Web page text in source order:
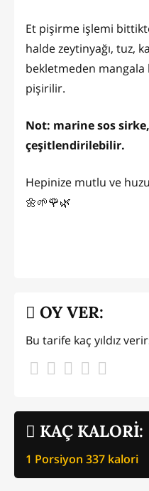
Et pişirme işlemi
halde zeytinyağı, tuz,
bekletmeden mangala
pişirilir.
Not: marine sos
çeşitlendirilebilir.
Hepinize mutlu ve
🌼🌱🌹🌿
KAÇ KALORİ:
1 Porsiyon 337 kalori
OY VER:
Bu tarife kaç yıldız